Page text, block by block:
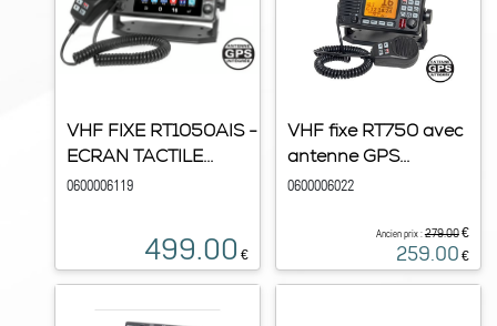
VHF FIXE RT1050AIS -
ECRAN TACTILE...
0600006119
499.00 €
VHF fixe RT750 avec
antenne GPS...
0600006022
Ancien prix :279.00€
259.00 €